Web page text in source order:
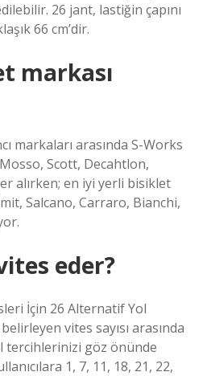
26 jant, lastiğin çapını
66 cm’dir.
markası
markaları arasında S-Works
Scott, Decahtlon,
alırken; en iyi yerli bisiklet
Salcano, Carraro, Bianchi,
eder?
İçin 26 Alternatif Yol
vites sayısı arasında
tercihlerinizi göz önünde
1, 7, 11, 18, 21, 22,